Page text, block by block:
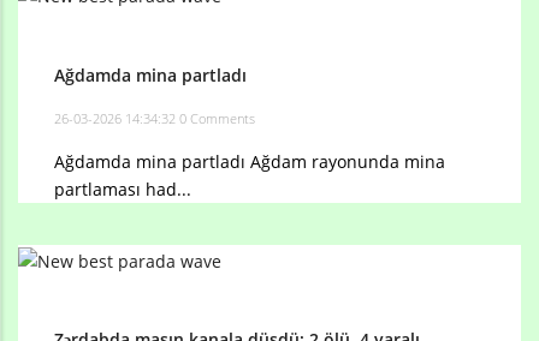
Ağdamda mina partladı
26-03-2026 14:34:32 0 Comments
Ağdamda mina partladı Ağdam rayonunda mina
partlaması had...